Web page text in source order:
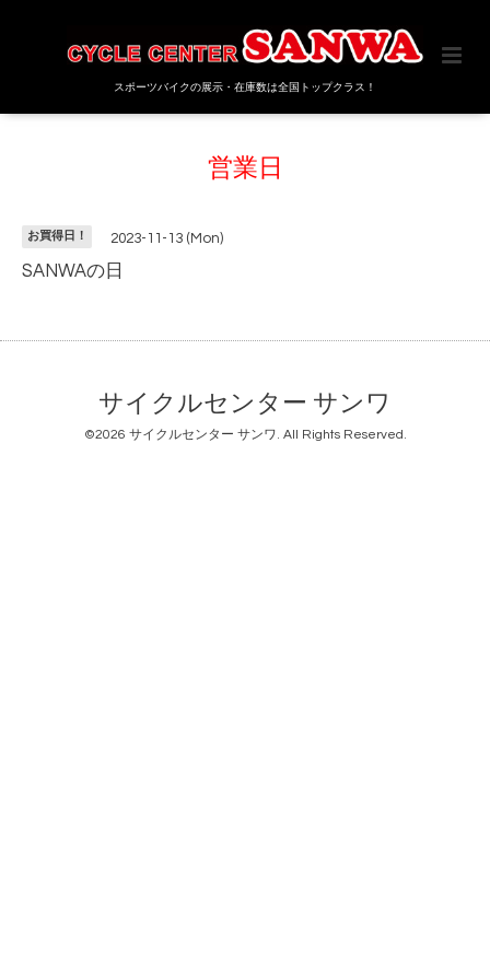
スポーツバイクの展示・在庫数は全国トップクラス！
営業日
お買得日！ 2023-11-13 (Mon)
SANWAの日
サイクルセンター サンワ
©2026 サイクルセンター サンワ. All Rights Reserved.